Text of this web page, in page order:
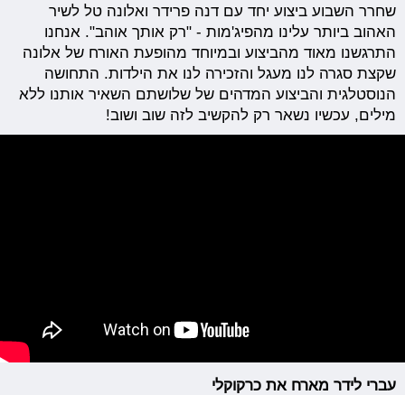
שחרר השבוע ביצוע יחד עם דנה פרידר ואלונה טל לשיר
האהוב ביותר עלינו מהפיג'מות - "רק אותך אוהב". אנחנו
התרגשנו מאוד מהביצוע ובמיוחד מהופעת האורח של אלונה
שקצת סגרה לנו מעגל והזכירה לנו את הילדות. התחושה
הנוסטלגית והביצוע המדהים של שלושתם השאיר אותנו ללא
מילים, עכשיו נשאר רק להקשיב לזה שוב ושוב!
עברי לידר מארח את כרקוקלי